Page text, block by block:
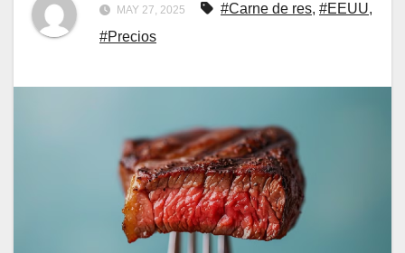
MAY 27, 2025 #Carne de res, #EEUU,
#Precios